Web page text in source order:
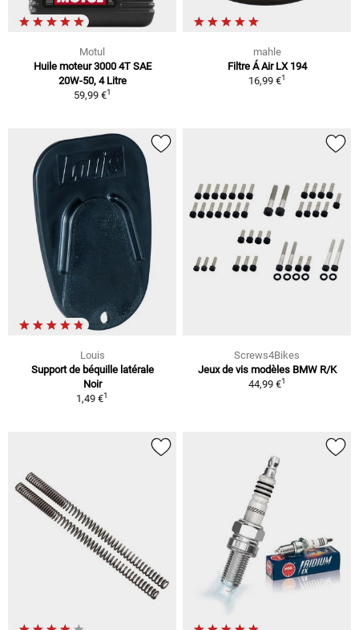
Motul
Huile moteur 3000 4T SAE
20W-50, 4 Litre
59,99 €1
mahle
Filtre Á Air LX 194
16,99 €1
Louis
Support de béquille latérale
Noir
1,49 €1
Screws4Bikes
Jeux de vis modèles BMW R/K
44,99 €1